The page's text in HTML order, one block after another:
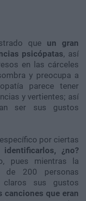
que un gran
psicópatas, así
en las cárceles
y preocupa a
parece tener
y vertientes; así
ser sus gustos
por ciertas
¿no?
pues mientras la
de 200 personas
claros sus gustos
canciones que eran